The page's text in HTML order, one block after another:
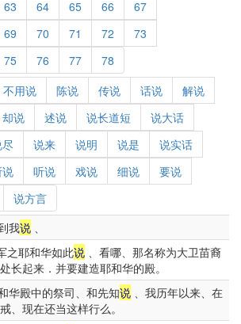
63 64 65 66
67
69 70 71 72
73
75 76 77 78
不用说 陈说 传说 话说
解说
却说 述说 说长道短
说大话
说来 说明 说是
说实话
说 听说 戏说 细说
要说
说方言
我说 、
之耶和华如此说 、看哪、那名称为大卫苗裔
长起来．并要建造耶和华的殿。
华殿中的祭司、和先知说 、我历年以来、在
、现在还当这样行么。